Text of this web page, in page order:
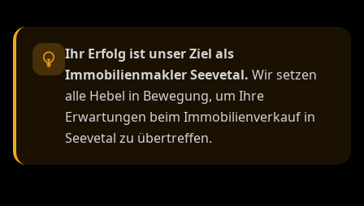
Ihr Erfolg ist unser Ziel als
Immobilienmakler Seevetal. Wir setzen
alle Hebel in Bewegung, um Ihre
Erwartungen beim Immobilienverkauf in
Seevetal zu übertreffen.